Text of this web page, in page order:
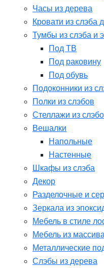
Часы из дерева
Кровати из слэба
Тумбы из слэба и
Под ТВ
Под раковину
Под обувь
Подоконники из
Полки из слэбов
Стеллажи из
Вешалки
Напольные
Настенные
Шкафы из слэба
Декор
Разделочные и
Зеркала из
Мебель в стиле
Мебель из
Металлические
Слэбы из дерева